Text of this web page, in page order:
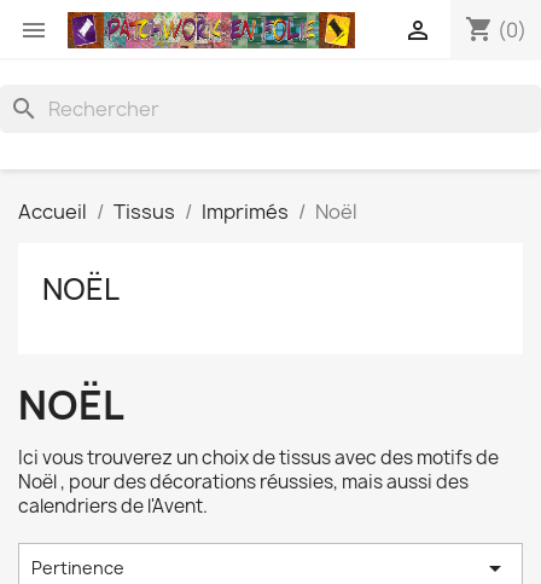
 shopping_cart (0)

search
Accueil Tissus Imprimés Noël
NOËL
NOËL
Ici vous trouverez un choix de tissus avec des motifs de
Noël , pour des décorations réussies, mais aussi des
calendriers de l'Avent.
Pertinence 